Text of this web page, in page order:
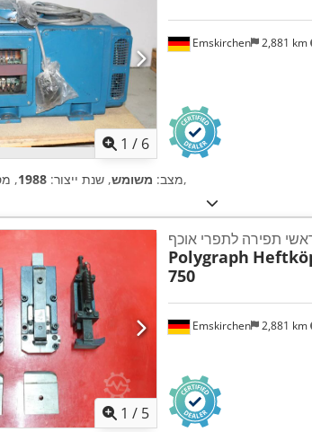
1 / 6
Emskirchen 2,881 km
מצב: משומש, שנת ייצור: 1988
, ,
1 / 5
Emskirchen 2,881 km
תפירה לתפרי אוכף
Polygraph
750